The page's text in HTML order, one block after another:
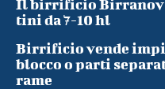
Il birrificio
tini da 7-10 hl
Birrificio vende
blocco o parti
rame